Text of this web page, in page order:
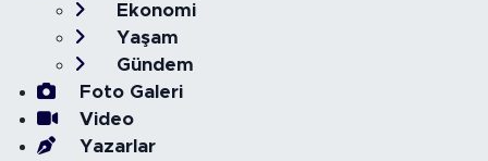
Ekonomi
Yaşam
Gündem
Foto Galeri
Video
Yazarlar